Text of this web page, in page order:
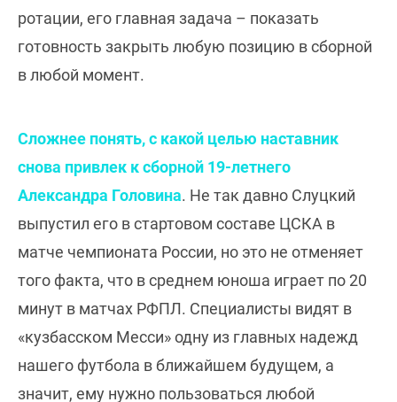
ротации, его главная задача – показать
готовность закрыть любую позицию в сборной
в любой момент.
Сложнее понять, с какой целью наставник
снова привлек к сборной 19-летнего
Александра Головина. Не так давно Слуцкий
выпустил его в стартовом составе ЦСКА в
матче чемпионата России, но это не отменяет
того факта, что в среднем юноша играет по 20
минут в матчах РФПЛ. Специалисты видят в
«кузбасском Месси» одну из главных надежд
нашего футбола в ближайшем будущем, а
значит, ему нужно пользоваться любой